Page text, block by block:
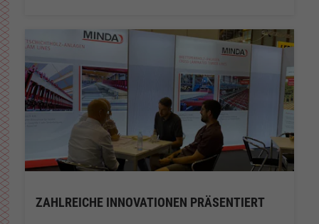
ZAHLREICHE INNOVATIONEN PRÄSENTIERT